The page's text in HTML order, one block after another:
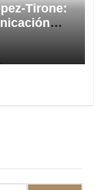
Tirone: